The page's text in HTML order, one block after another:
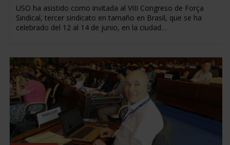
USO ha asistido como invitada al VIII Congreso de Força
Sindical, tercer sindicato en tamaño en Brasil, que se ha
celebrado del 12 al 14 de junio, en la ciudad…